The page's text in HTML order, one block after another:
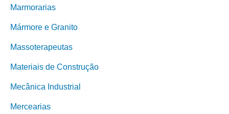
Marmorarias
Mármore e Granito
Massoterapeutas
Materiais de Construção
Mecânica Industrial
Mercearias